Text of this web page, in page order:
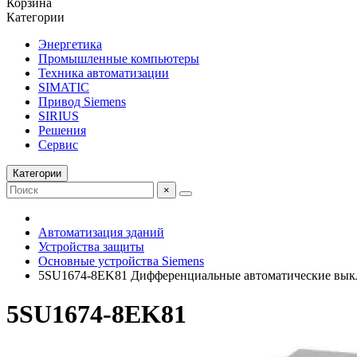
Корзина
Категории
Энергетика
Промышленные компьютеры
Техника автоматизации
SIMATIC
Привод Siemens
SIRIUS
Решения
Сервис
Категории
×
Автоматизация зданий
Устройства защиты
Основные устройства Siemens
5SU1674-8EK81 Дифференциальные автоматические
5SU1674-8EK81